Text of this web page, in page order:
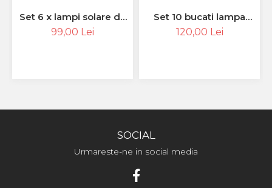
Set 6 x lampi solare de
perete cu 1 bec led retro
si senzor de miscare -
99,00 Lei
Set 10 bucati lampa
solara tip torta, 50cm
120,00 Lei
SOCIAL
Urmareste-ne in social media